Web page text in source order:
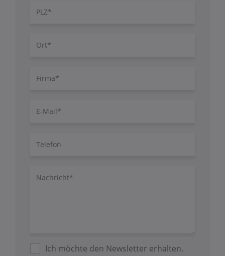
PLZ
Ort
Firma
E-
Telefon
Nachricht/Fragen
Ich möchte den Newsletter erhalten.